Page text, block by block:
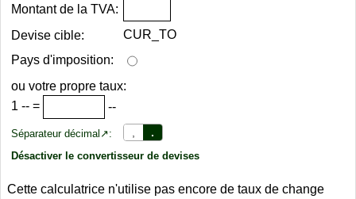
Montant de la TVA:
Devise cible:
CUR_TO
Pays d'imposition:
ou votre propre taux:
1 -- = --
Séparateur décimal↗: .
Désactiver le convertisseur de devises
Cette calculatrice n'utilise pas encore de taux de change